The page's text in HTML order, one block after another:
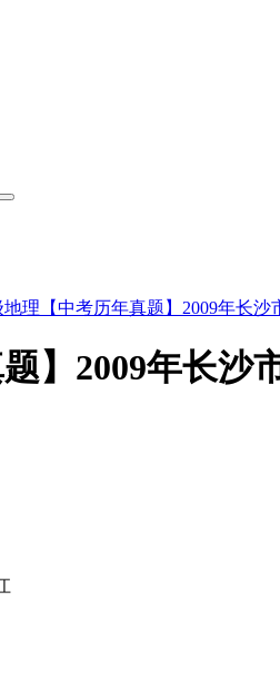
地理 【中考历年真题】2009年长
题】2009年长